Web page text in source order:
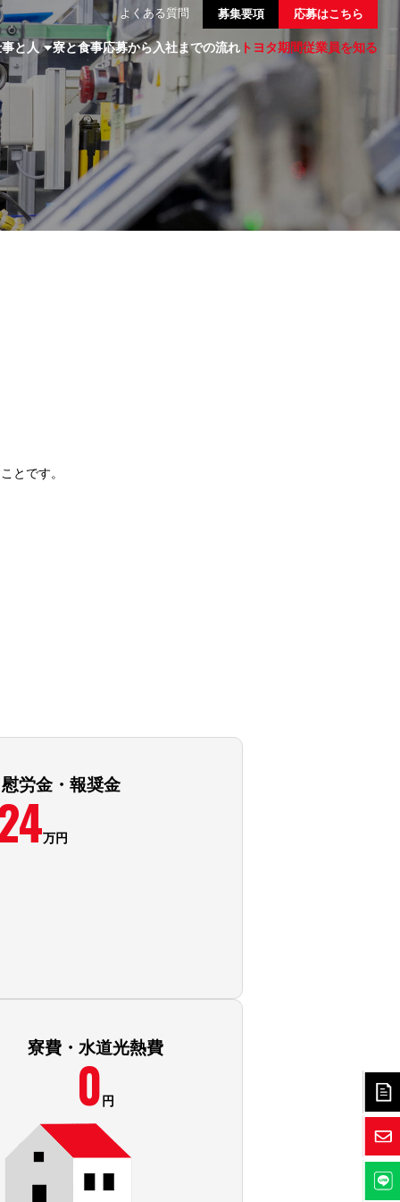
よくある質問 募集要項 応募はこちら
と人 寮と食事応募から入社までの流れ トヨタ期間従業員を知る
とです。
労金・報奨金
万円
寮費・水道光熱費
0 円